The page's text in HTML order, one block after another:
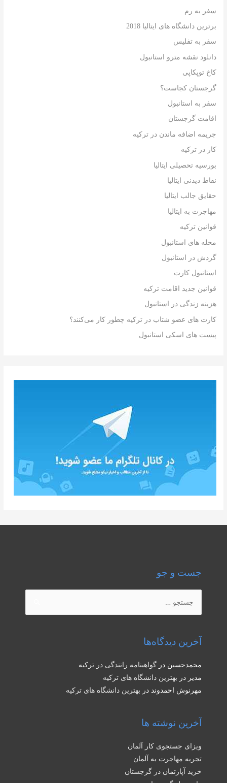
سفر به رم
برترین دانشگاه های ایتالیا 2018
سفر به تفلیس
دانلود نقشه مترو استانبول
کاخ توپکاپی
گرجستان کجاست؟
سفر به استانبول
اقامت گرجستان
جریمه اضافه ماندن در ترکیه
کار در ترکیه
بورسیه تحصیلی ایتالیا
نقاط دیدنی ایتالیا
حقایق جالب ایتالیا
مهاجرت به ایتالیا
قوانین ترکیه
محله های استانبول
گردش در استانبول
استانبول کارت
قوانین جدید اقامت ترکیه
هزینه زندگی در استانبول
کارت های عضو شتاب در ترکیه چطور کار می‌کنند؟
پیست های اسکی استانبول
جست و جو
برای:
آخرین دیدگاه‌ها
محمدحسین در گواهینامه رانندگی در ترکیه
مدیر در بهترین دانشگاه های ترکیه
مهرنوش احمدوند در بهترین دانشگاه های ترکیه
آخرین نوشته ها
ویزای جستجوی کار آلمان
تجربه مهاجرت به آلمان
خرید آپارتمان در گرجستان